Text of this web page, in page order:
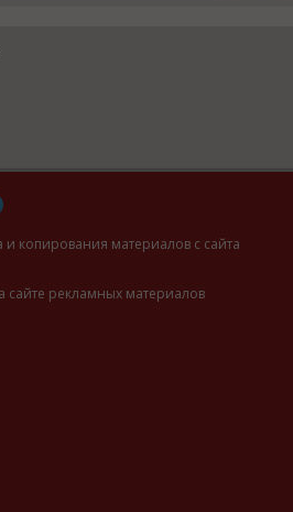
и копирования материалов с сайта
рекламных материалов